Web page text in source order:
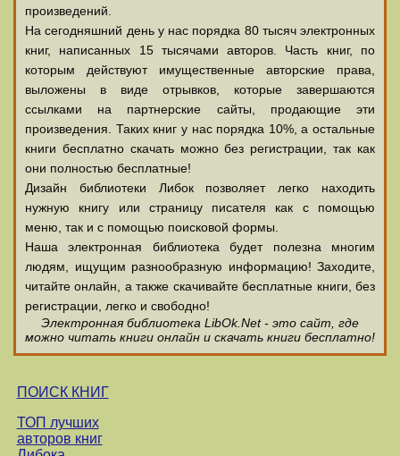
произведений.
На сегодняшний день у нас порядка 80 тысяч электронных
книг, написанных 15 тысячами авторов. Часть книг, по
которым действуют имущественные авторские права,
выложены в виде отрывков, которые завершаются
ссылками на партнерские сайты, продающие эти
произведения. Таких книг у нас порядка 10%, а остальные
книги бесплатно скачать можно без регистрации, так как
они полностью бесплатные!
Дизайн библиотеки Либок позволяет легко находить
нужную книгу или страницу писателя как с помощью
меню, так и с помощью поисковой формы.
Наша электронная библиотека будет полезна многим
людям, ищущим разнообразную информацию! Заходите,
читайте онлайн, а также скачивайте бесплатные книги, без
регистрации, легко и свободно!
Электронная библиотека LibOk.Net - это сайт, где
можно читать книги онлайн и скачать книги бесплатно!
ПОИСК КНИГ
ТОП лучших
авторов книг